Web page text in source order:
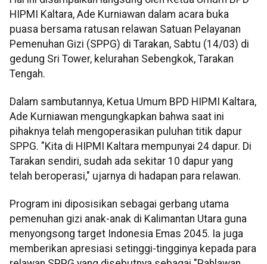
HIPMI Kaltara, Ade Kurniawan dalam acara buka
puasa bersama ratusan relawan Satuan Pelayanan
Pemenuhan Gizi (SPPG) di Tarakan, Sabtu (14/03) di
gedung Sri Tower, kelurahan Sebengkok, Tarakan
Tengah.
Dalam sambutannya, Ketua Umum BPD HIPMI Kaltara,
Ade Kurniawan mengungkapkan bahwa saat ini
pihaknya telah mengoperasikan puluhan titik dapur
SPPG. "Kita di HIPMI Kaltara mempunyai 24 dapur. Di
Tarakan sendiri, sudah ada sekitar 10 dapur yang
telah beroperasi," ujarnya di hadapan para relawan.
Program ini diposisikan sebagai gerbang utama
pemenuhan gizi anak-anak di Kalimantan Utara guna
menyongsong target Indonesia Emas 2045. Ia juga
memberikan apresiasi setinggi-tingginya kepada para